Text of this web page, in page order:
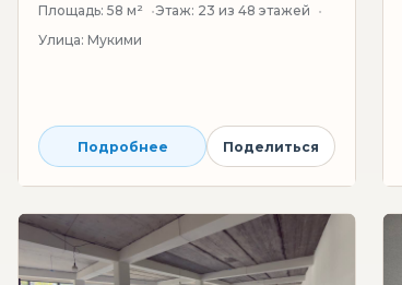
Площадь: 58 м² Этаж: 23 из 48 этажей
Улица: Мукими
Подробнее Поделиться